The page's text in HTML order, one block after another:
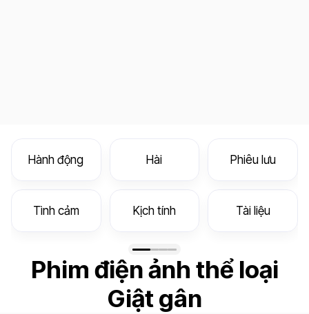
Hành động Hài Phiêu lưu
Tình cảm Kịch tính Tài liệu
Phim điện ảnh thể loại
Giật gân